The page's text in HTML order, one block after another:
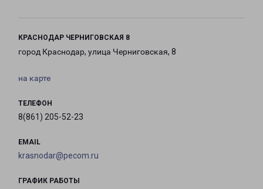
КРАСНОДАР ЧЕРНИГОВСКАЯ 8
город Краснодар, улица Черниговская, 8
на карте
ТЕЛЕФОН
8(861) 205-52-23
EMAIL
krasnodar@pecom.ru
ГРАФИК РАБОТЫ